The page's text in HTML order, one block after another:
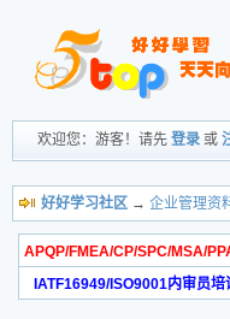
欢迎您：游客！请先 登录 或
好好学习社区 → 企业管理资
APQP/FMEA/CP/SPC/MSA/
IATF16949/ISO9001内审员培